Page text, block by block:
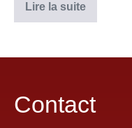
Lire la suite
Contact